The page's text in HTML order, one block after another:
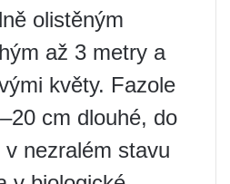
olistěným
až 3 metry a
květy. Fazole
cm dlouhé, do
nezralém stavu